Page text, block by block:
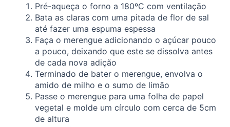
Pré-aqueça o forno a 180ºC com ventilação
Bata as claras com uma pitada de flor de sal
até fazer uma espuma espessa
Faça o merengue adicionando o açúcar pouco
a pouco, deixando que este se dissolva antes
de cada nova adição
Terminado de bater o merengue, envolva o
amido de milho e o sumo de limão
Passe o merengue para uma folha de papel
vegetal e molde um círculo com cerca de 5cm
de altura